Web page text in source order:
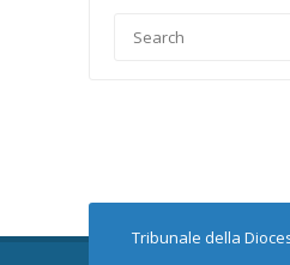
Tribunale della